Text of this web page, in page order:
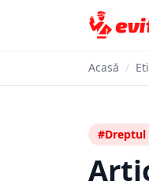
Acasă /
#Dreptul